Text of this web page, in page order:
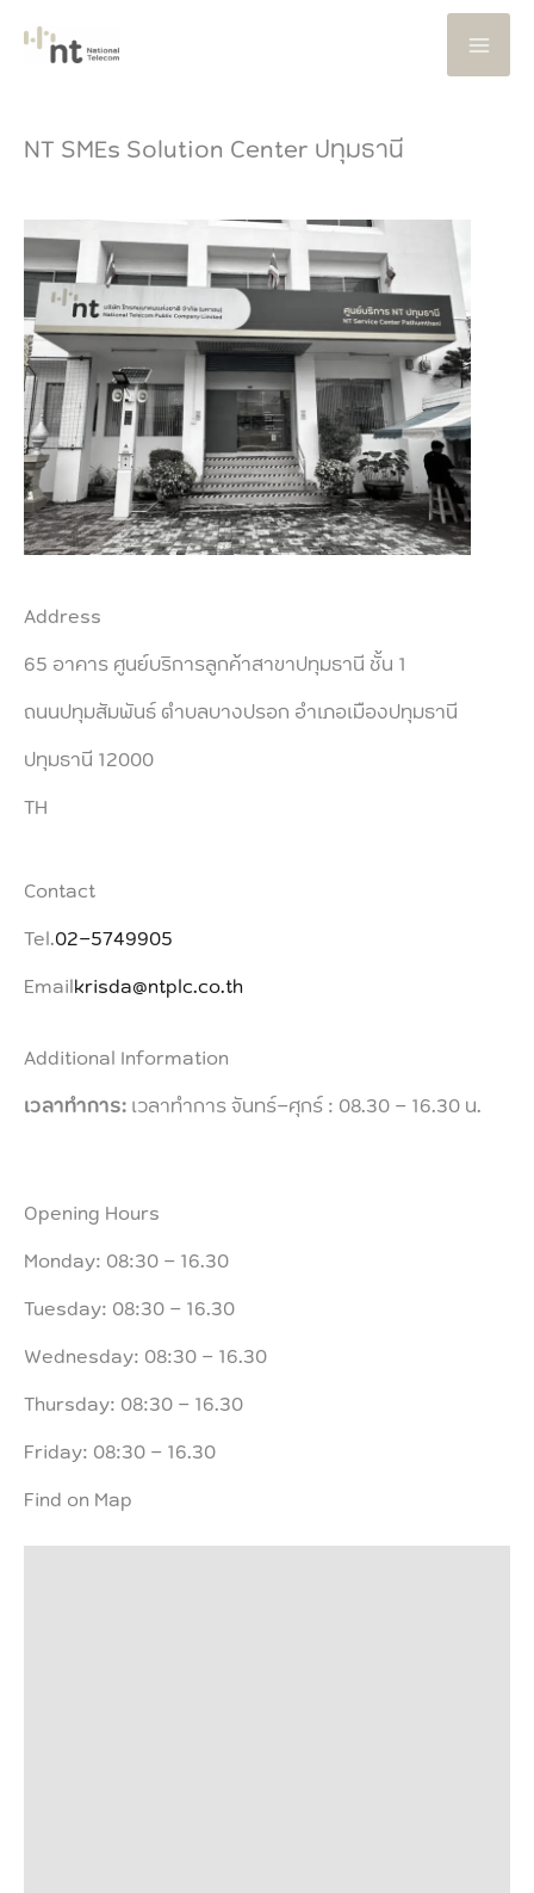
Skip
NT SMEs Solution Center ปทุมธานี
Address
65 อาคาร ศูนย์บริการลูกค้าสาขาปทุมธานี ชั้น 1
ถนนปทุมสัมพันธ์ ตำบลบางปรอก อำเภอเมืองปทุมธานี
ปทุมธานี 12000
TH
Contact
Tel.02-5749905
Emailkrisda@ntplc.co.th
Additional Information
เวลาทำการ: เวลาทำการ จันทร์-ศุกร์ : 08.30 - 16.30 น.
Opening Hours
Monday: 08:30 – 16.30
Tuesday: 08:30 – 16.30
Wednesday: 08:30 – 16.30
Thursday: 08:30 – 16.30
Friday: 08:30 – 16.30
Find on Map